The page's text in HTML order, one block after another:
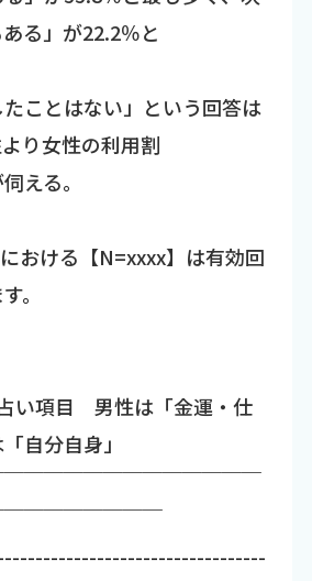
る」が22.2％と
ことはない」という回答は
り女性の利用割
える。
おける【N=xxxx】は有効回
。
い項目 男性は「金運・仕
自分自身」
￣￣￣￣￣￣￣￣￣￣￣￣
￣￣￣￣￣￣￣